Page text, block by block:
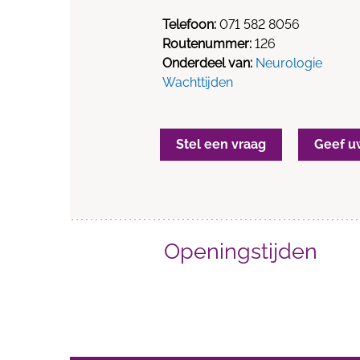
Telefoon: 071 582 8056
Routenummer: 126
Onderdeel van: Neurologie
Wachttijden
Stel een vraag Geef
Openingstijden